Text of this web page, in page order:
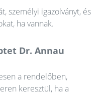
személyi igazolványt, és
ha vannak.
Dr. Annau
a rendelőben,
keresztül, ha a